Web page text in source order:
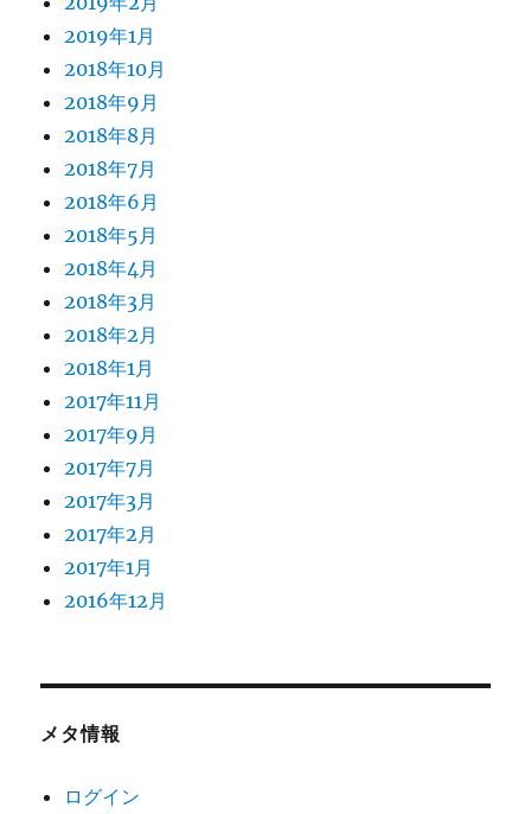
2019年1月
2018年10月
2018年9月
2018年8月
2018年7月
2018年6月
2018年5月
2018年4月
2018年3月
2018年2月
2018年1月
2017年11月
2017年9月
2017年7月
2017年3月
2017年2月
2017年1月
2016年12月
メタ情報
ログイン